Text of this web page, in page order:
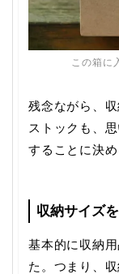
この箱に
残念ながら、
ストックも、
することに決め
収納サイズ
基本的に収納
た。つまり、